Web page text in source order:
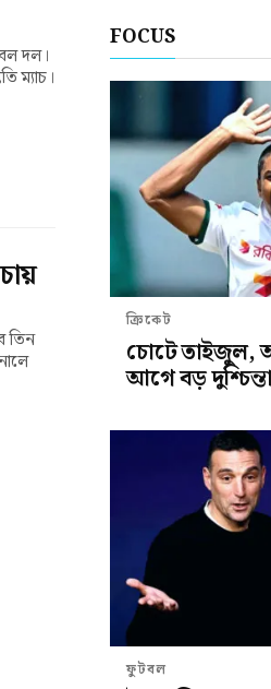
দল।
ম্যাচ।
তিন
FOCUS
ক্রিকেট
চোটে তাইজুল,
আগে বড়
ফুটবল